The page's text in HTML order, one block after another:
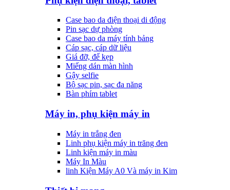
Case bao da điện thoại di động
Pin sạc dự phòng
Case bao da máy tính bảng
Cáp sạc, cáp dữ liệu
Giá đỡ, đế kẹp
Miếng dán màn hình
Gậy selfie
Bộ sạc pin, sạc đa năng
Bàn phím tablet
Máy in, phụ kiện máy in
Máy in trắng đen
Linh phụ kiện máy in trăng đen
Linh kiện máy in màu
Máy In Màu
linh Kiện Máy A0 Và máy in Kim